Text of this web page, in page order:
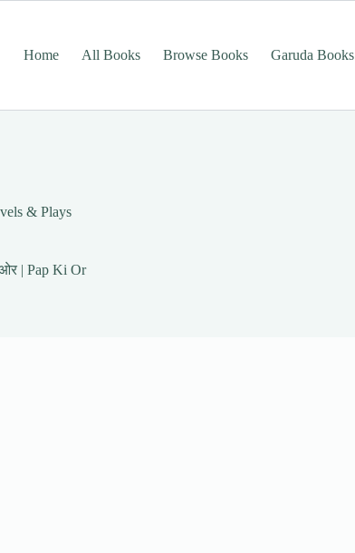
Home
All Books Browse Books Garuda Books
& Plays
| Pap Ki Or